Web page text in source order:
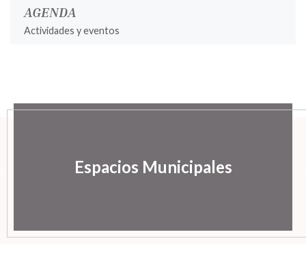
AGENDA
Actividades y eventos
Espacios Municipales